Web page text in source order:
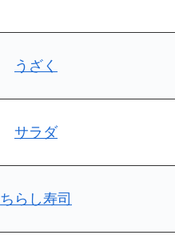
うざく
サラダ
ちらし寿司